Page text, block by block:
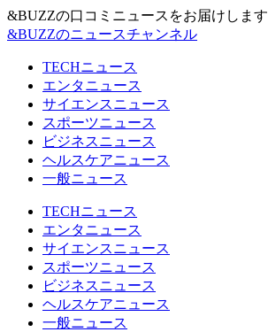
&BUZZの口コミニュースをお届けします
&BUZZのニュースチャンネル
TECHニュース
エンタニュース
サイエンスニュース
スポーツニュース
ビジネスニュース
ヘルスケアニュース
一般ニュース
TECHニュース
エンタニュース
サイエンスニュース
スポーツニュース
ビジネスニュース
ヘルスケアニュース
一般ニュース